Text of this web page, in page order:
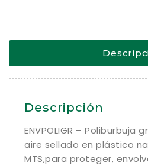
Descripción
ENVPOLIGR – Poliburbuja
aire sellado en plástico
MTS,para proteger,